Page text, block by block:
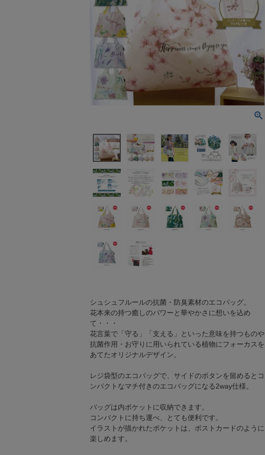
シュシュフルールの抗菌・防臭素材のエコバッグ。
花本来の持つ癒しのパワーと華やかさに想いを込め
て・・・
花言葉で「守る」「支える」といった意味を持つものや
抗菌作用・お守りに用いられている植物にフォーカスを
あてたオリジナルデザイン。
レジ袋型のエコバッグで、サイドのボタンを留めるとコ
ンパクトなマチ付きのエコバッグになる2way仕様。
バッグは内ポケットに収納できます。
コンパクトに持ち運べ、とても便利です。
イラストが描かれたポケットは、ポストカードのように
楽しめます。